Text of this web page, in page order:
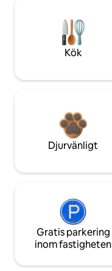
Kök
Djurvänligt
Gratis parkering
inom fastigheten